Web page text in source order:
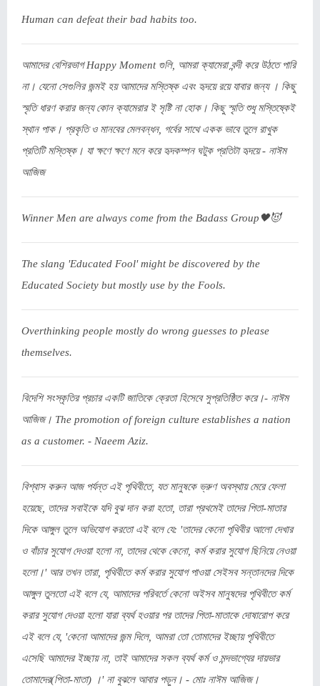
Human can defeat their bad habits too.
আমাদের বেশিরভাগ Happy Moment গুলি, আমরা ক্যামেরা বন্দী করে উঠতে পারি
না। যেনো সেগুলির জন্মই হয় আমাদের মস্তিষ্ক এবং হৃদয়ে রয়ে যাবার জন্য । কিছু
স্মৃতি ধারণ করার জন্য কোন ক্যামেরার ই সৃষ্টি না হোক। কিছু স্মৃতি শুধু মস্তিষ্কেই
স্থান পাক। প্রকৃতি ও মানবের মেলবন্ধন, গর্বের সাথে একক ভাবে তুলে রাখুক
প্রতিটি মস্তিষ্ক। যা ক্ষণে ক্ষণে মনে করে হৃদকম্পন ঘটুক প্রতিটা হৃদয়ে - নাঈম
আজিজ
Winner Men are always come from the Badass Group🖤😈
The slang 'Educated Fool' might be discovered by the
Educated Society but mostly use by the Fools.
Overthinking people mostly do wrong guesses to please
themselves.
বিদেশি সংস্কৃতির প্রচার একটি জাতিকে ক্রেতা হিসেবে সুপ্রতিষ্ঠিত করে।- নাঈম
আজিজ। The promotion of foreign culture establishes a nation
as a customer. - Naeem Aziz.
বিশ্বাস করুন আজ পর্যন্ত এই পৃথিবীতে, যত মানুষকে ভ্রুণ অবস্থায় মেরে ফেলা
হয়েছে, তাদের সবাইকে যদি বুঝ দান করা হতো, তারা প্রথমেই তাদের পিতা-মাতার
দিকে আঙ্গুল তুলে অভিযোগ করতো এই বলে যে: 'তাদের কেনো পৃথিবীর আলো দেখার
ও বাঁচার সুযোগ দেওয়া হলো না, তাদের থেকে কেনো, কর্ম করার সুযোগ ছিনিয়ে নেওয়া
হলো।' আর তখন তারা, পৃথিবীতে কর্ম করার সুযোগ পাওয়া সেইসব সন্তানদের দিকে
আঙ্গুল তুলতো এই বলে যে, আমাদের পরিবর্তে কেনো অইসব মানুষদের পৃথিবীতে কর্ম
করার সুযোগ দেওয়া হলো যারা ব্যর্থ হওয়ার পর তাদের পিতা-মাতাকে দোষারোপ করে
এই বলে যে, 'কেনো আমাদের জন্ম দিলে, আমরা তো তোমাদের ইচ্ছায় পৃথিবীতে
এসেছি আমাদের ইচ্ছায় না, তাই আমাদের সকল ব্যর্থ কর্ম ও মন্দভাগ্যের দায়ভার
তোমাদের(পিতা-মাতা) ।' না বুঝলে আবার পড়ুন। - মোঃ নাঈম আজিজ।